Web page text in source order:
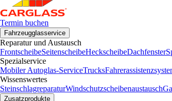
Termin buchen
Fahrzeugglasservice
Reparatur und Austausch
FrontscheibeSeitenscheibeHeckscheibeDachfenster
Spezialservice
Mobiler Autoglas-ServiceTrucks
Wissenswertes
SteinschlagreparaturWindschutzscheibenaustausch
Zusatzprodukte